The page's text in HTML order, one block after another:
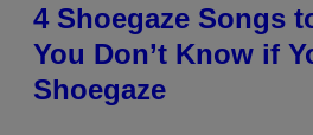
4 Shoegaze Songs
You Don’t Know if
Shoegaze